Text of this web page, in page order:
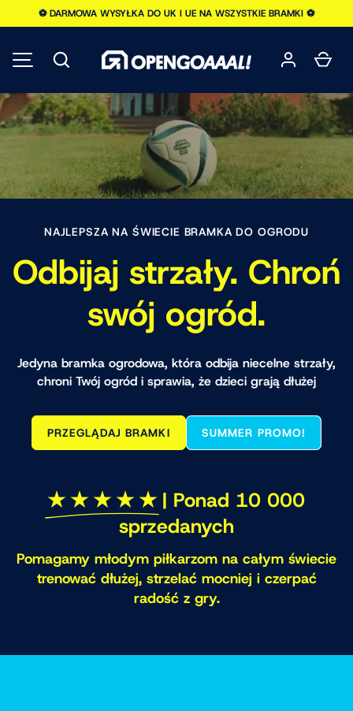
⚽️ DARMOWA WYSYŁKA DO UK I UE NA WSZYSTKIE BRAMKI ⚽️
Szukaj
NAJLEPSZA NA ŚWIECIE BRAMKA DO OGRODU
Odbijaj strzały. Chroń
swój ogród.
Jedyna bramka ogrodowa, która odbija niecelne strzały,
chroni Twój ogród i sprawia, że dzieci grają dłużej
PRZEGLĄDAJ BRAMKI SUMMER PROMO!
✭ ✭ ✭ ✭ ✭| Ponad 10 000
sprzedanych
Pomagamy młodym piłkarzom na całym świecie
trenować dłużej, strzelać mocniej i czerpać
radość z gry.